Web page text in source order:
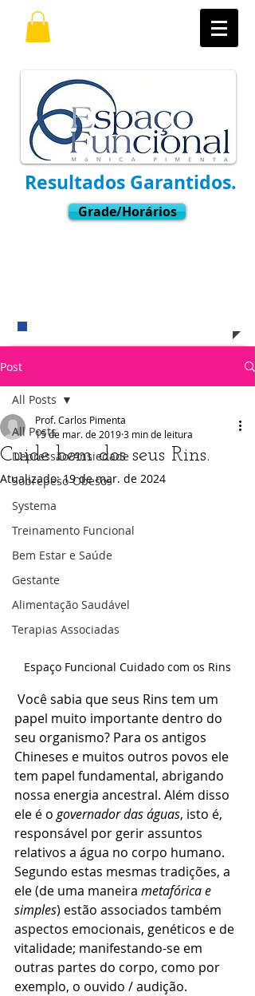
Resultados Garantidos.
Grade/Horários
Post
All Posts
Depressão/Ansiedade
Sobrepeso-Obesos
Systema
Treinamento Funcional
Bem Estar e Saúde
Gestante
Alimentação Saudável
Terapias Associadas
All Posts
Cuide bem dos seus Rins.
Prof. Carlos Pimenta
15 de mar. de 20193 min de leitura
Atualizado:19 de mar. de 2024
Espaço Funcional Cuidado com os Rins
papel muito importante dentro do
seu organismo? Para os antigos
Chineses e muitos outros povos ele
tem papel fundamental, abrigando
nossa energia ancestral. Além disso
ele é o governador das águas, isto é,
responsável por gerir assuntos
relativos a água no corpo humano.
Segundo estas mesmas tradições, a
ele (de uma maneira metafórica e
simples) estão associados também
aspectos emocionais, genéticos e de
vitalidade; manifestando-se em
outras partes do corpo, como por
exemplo, o ouvido / audição.